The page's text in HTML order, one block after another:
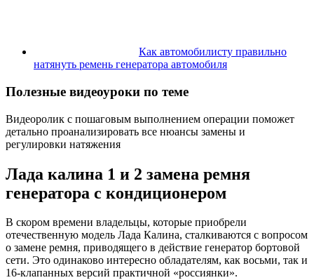
Как автомобилисту правильно
натянуть ремень генератора автомобиля
Полезные видеоуроки по теме
Видеоролик с пошаговым выполнением операции поможет
детально проанализировать все нюансы замены и
регулировки натяжения
Лада калина 1 и 2 замена ремня
генератора с кондиционером
В скором времени владельцы, которые приобрели
отечественную модель Лада Калина, сталкиваются с вопросом
о замене ремня, приводящего в действие генератор бортовой
сети. Это одинаково интересно обладателям, как восьми, так и
16-клапанных версий практичной «россиянки».